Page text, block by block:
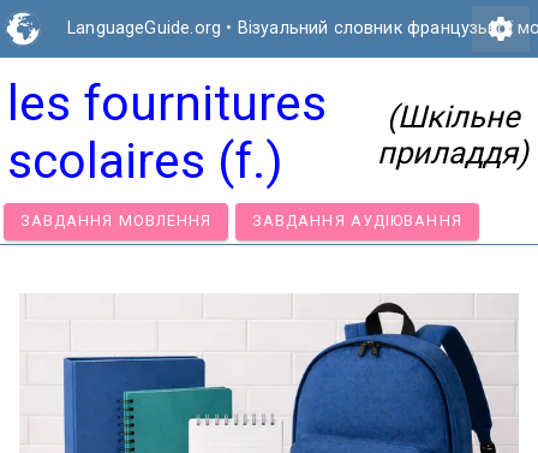
LanguageGuide.org • Візуальний словник французької
settings
les fournitures
scolaires (f.)
(Шкільне
приладдя)